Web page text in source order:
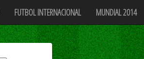
FUTBOL INTERNACIONAL MUNDIAL 2014